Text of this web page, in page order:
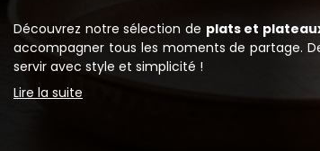
Découvrez notre sélection de plats et
accompagner tous les moments de partage.
servir avec style et simplicité !
Lire la suite